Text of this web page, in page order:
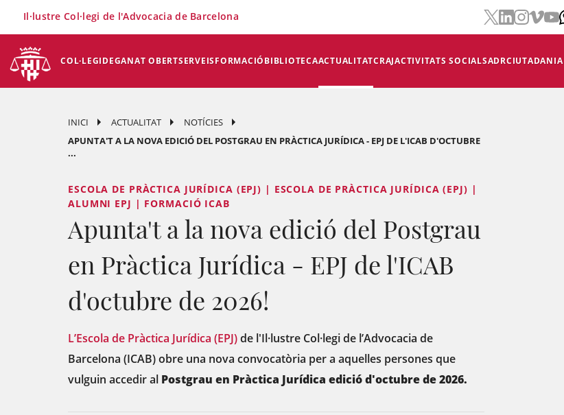
COL·LEGIDEGANAT OBERTSERVEISFORMACIÓBIBLIOTECAACTUALITATCRAJACTIVITATS SOCIALSADRCIUTADANIA
Il·lustre Col·legi de l'Advocacia de Barcelona
INICI ACTUALITAT
NOTÍCIES
APUNTA'T A LA NOVA EDICIÓ DEL POSTGRAU EN PRÀCTICA JURÍDICA - EPJ DE L'ICAB D'OCTUBRE
...
ESCOLA DE PRÀCTICA JURÍDICA (EPJ) | ESCOLA DE PRÀCTICA JURÍDICA (EPJ) |
ALUMNI EPJ | FORMACIÓ ICAB
Apunta't a la nova edició del Postgrau
en Pràctica Jurídica - EPJ de l'ICAB
d'octubre de 2026!
L’Escola de Pràctica Jurídica (EPJ)de l'Il·lustre Col·legi de l’Advocacia de
Barcelona (ICAB) obre una nova convocatòria per a aquelles persones que
vulguin accedir al Postgrau en Pràctica Jurídica edició d'octubre de 2026.